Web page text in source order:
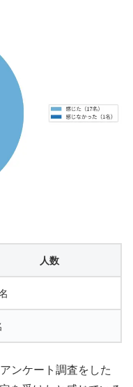
人数
ンケート調査をした